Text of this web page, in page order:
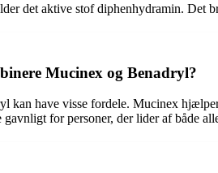
det aktive stof diphenhydramin. Det
Mucinex og Benadryl?
have visse fordele. Mucinex
for personer, der lider af både